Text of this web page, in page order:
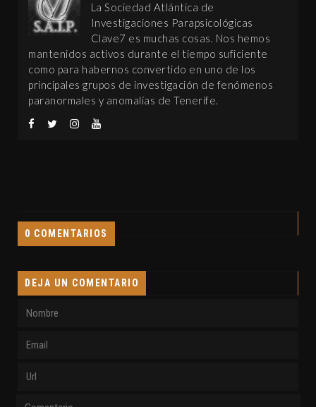
La Sociedad Atlántica de
Investigaciones Parapsicológicas
Clave7 es muchas cosas. Nos hemos
mantenidos activos durante el tiempo suficiente
como para habernos convertido en uno de los
principales grupos de investigación de fenómenos
paranormales y anomalías de Tenerife.
0 COMENTARIOS
DEJA UN COMENTARIO